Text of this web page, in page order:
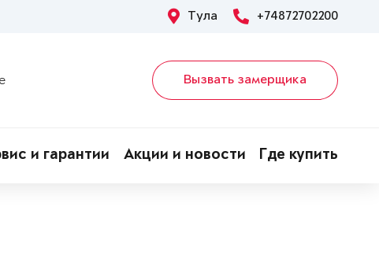
Тула +74872702200
Вызвать замерщика
и гарантии Акции и новости Где купить